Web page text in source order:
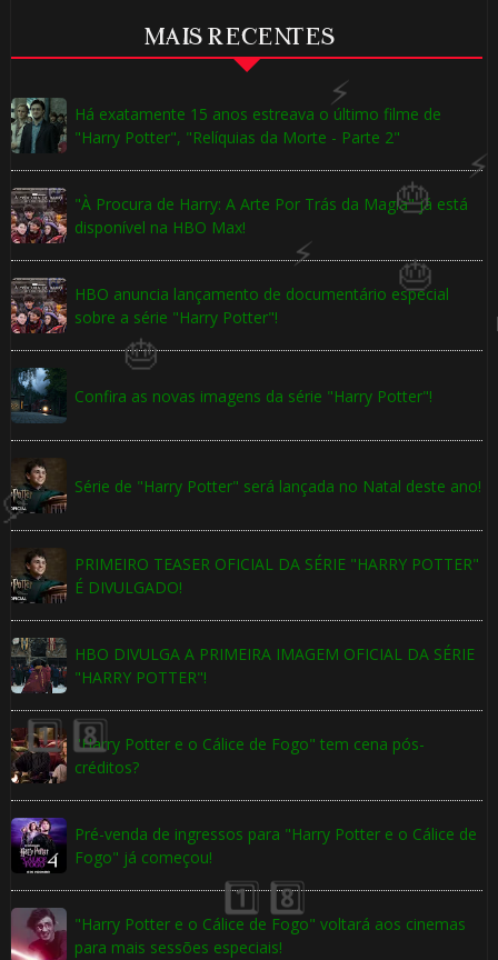
MAIS RECENTES
Há exatamente 15 anos estreava o último filme de
"Harry Potter", "Relíquias da Morte - Parte 2"
"À Procura de Harry: A Arte Por Trás da Magia" já está
disponível na HBO Max!
HBO anuncia lançamento de documentário especial
sobre a série "Harry Potter"!
Confira as novas imagens da série "Harry Potter"!
Série de "Harry Potter" será lançada no Natal deste ano!
PRIMEIRO TEASER OFICIAL DA SÉRIE "HARRY POTTER"
É DIVULGADO!
HBO DIVULGA A PRIMEIRA IMAGEM OFICIAL DA SÉRIE
"HARRY POTTER"!
"Harry Potter e o Cálice de Fogo" tem cena pós-
créditos?
Pré-venda de ingressos para "Harry Potter e o Cálice de
Fogo" já começou!
"Harry Potter e o Cálice de Fogo" voltará aos cinemas
para mais sessões especiais!
1️⃣
8️⃣
🎈
⚡